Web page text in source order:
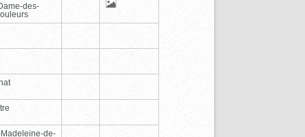
des-
de-